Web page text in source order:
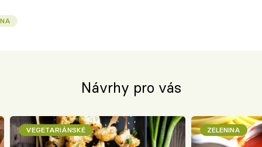
Návrhy pro vás
VEGETARIÁNSKÉ ZELENINA